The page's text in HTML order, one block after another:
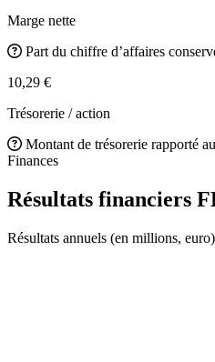
Marge nette
Part du chiffre d’affaires
10,29 €
Trésorerie / action
Montant de trésorerie rapporté
Finances
Résultats financiers
Résultats annuels (en millions, euro)